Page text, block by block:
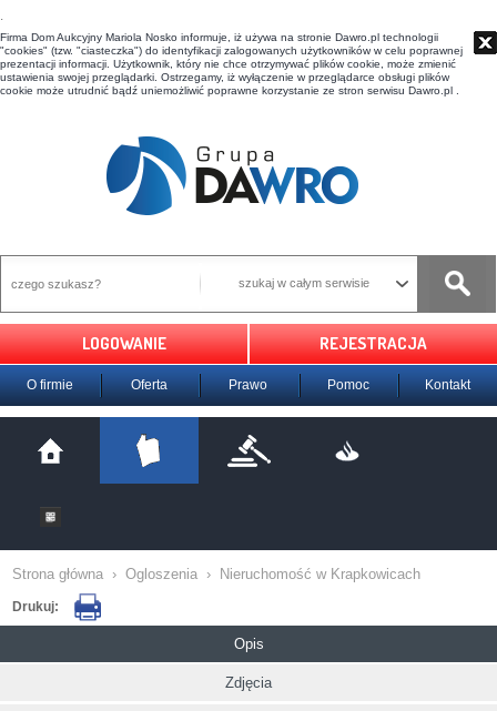
t
Firma Dom Aukcyjny Mariola Nosko informuje, iż używa na stronie Dawro.pl technologii
"cookies" (tzw. "ciasteczka") do identyfikacji zalogowanych użytkowników w celu poprawnej
prezentacji informacji. Użytkownik, który nie chce otrzymywać plików cookie, może zmienić
ustawienia swojej przeglądarki. Ostrzegamy, iż wyłączenie w przeglądarce obsługi plików
cookie może utrudnić bądź uniemożliwić poprawne korzystanie ze stron serwisu Dawro.pl .
szukaj w całym serwisie
LOGOWANIE REJESTRACJA
O firmie Oferta Prawo Pomoc Kontakt
Strona główna › Ogloszenia › Nieruchomość w Krapkowicach
Drukuj:
Opis
Zdjęcia